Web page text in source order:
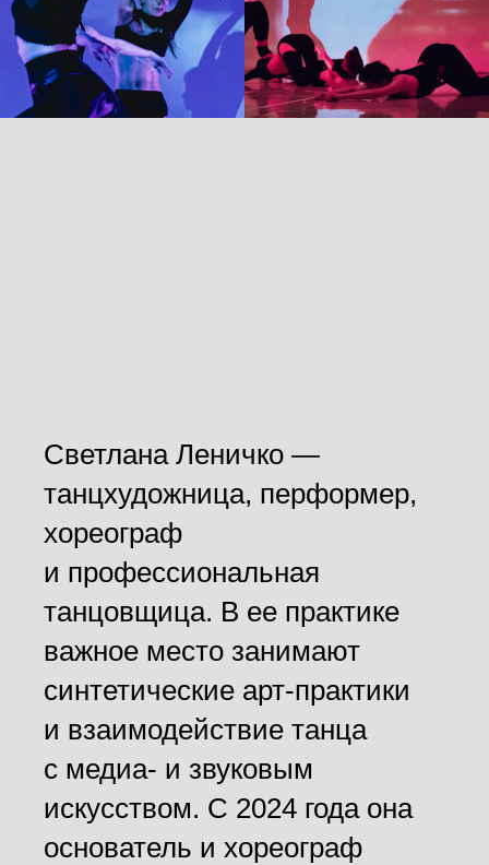
Светлана Леничко —
танцхудожница, перформер,
хореограф
и профессиональная
танцовщица. В ее практике
важное место занимают
синтетические арт-практики
и взаимодействие танца
с медиа- и звуковым
искусством. С 2024 года она
основатель и хореограф